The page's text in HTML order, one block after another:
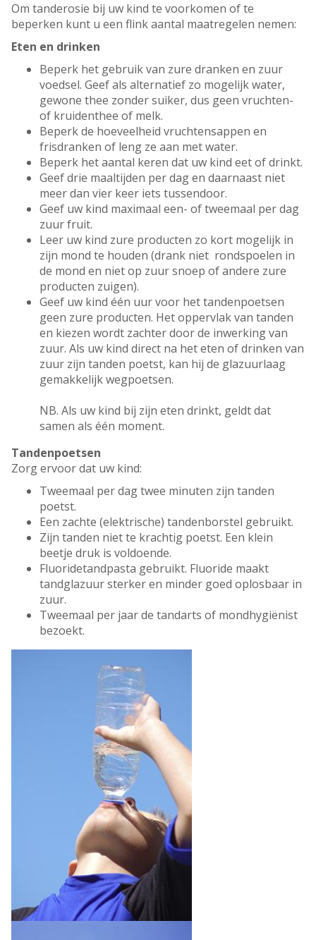
Om tanderosie bij uw kind te voorkomen of te
beperken kunt u een flink aantal maatregelen nemen:
Eten en drinken
Beperk het gebruik van zure dranken en zuur
voedsel. Geef als alternatief zo mogelijk water,
gewone thee zonder suiker, dus geen vruchten-
of kruidenthee of melk.
Beperk de hoeveelheid vruchtensappen en
frisdranken of leng ze aan met water.
Beperk het aantal keren dat uw kind eet of drinkt.
Geef drie maaltijden per dag en daarnaast niet
meer dan vier keer iets tussendoor.
Geef uw kind maximaal een- of tweemaal per dag
zuur fruit.
Leer uw kind zure producten zo kort mogelijk in
zijn mond te houden (drank niet rondspoelen in
de mond en niet op zuur snoep of andere zure
producten zuigen).
Geef uw kind één uur voor het tandenpoetsen
geen zure producten. Het oppervlak van tanden
en kiezen wordt zachter door de inwerking van
zuur. Als uw kind direct na het eten of drinken van
zuur zijn tanden poetst, kan hij de glazuurlaag
gemakkelijk wegpoetsen.
NB. Als uw kind bij zijn eten drinkt, geldt dat
samen als één moment.
Tandenpoetsen
Zorg ervoor dat uw kind:
Tweemaal per dag twee minuten zijn tanden
poetst.
Een zachte (elektrische) tandenborstel gebruikt.
Zijn tanden niet te krachtig poetst. Een klein
beetje druk is voldoende.
Fluoridetandpasta gebruikt. Fluoride maakt
tandglazuur sterker en minder goed oplosbaar in
zuur.
Tweemaal per jaar de tandarts of mondhygiënist
bezoekt.